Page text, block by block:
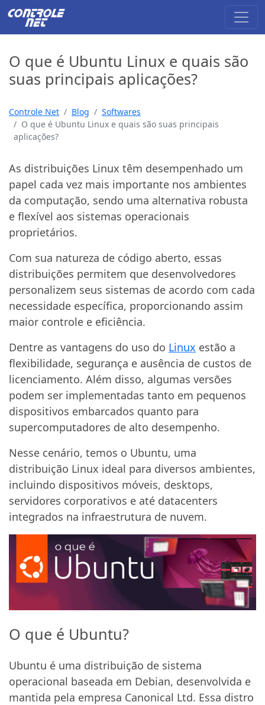
O que é Ubuntu Linux e quais são
suas principais aplicações?
Controle Net Blog
Softwares
O que é Ubuntu Linux e quais são suas principais
aplicações?
As distribuições Linux têm desempenhado um
papel cada vez mais importante nos ambientes
da computação, sendo uma alternativa robusta
e flexível aos sistemas operacionais
proprietários.
Com sua natureza de código aberto, essas
distribuições permitem que desenvolvedores
personalizem seus sistemas de acordo com cada
necessidade específica, proporcionando assim
maior controle e eficiência.
Dentre as vantagens do uso do Linux estão a
flexibilidade, segurança e ausência de custos de
licenciamento. Além disso, algumas versões
podem ser implementadas tanto em pequenos
dispositivos embarcados quanto para
supercomputadores de alto desempenho.
Nesse cenário, temos o Ubuntu, uma
distribuição Linux ideal para diversos ambientes,
incluindo dispositivos móveis, desktops,
servidores corporativos e até datacenters
integrados na infraestrutura de nuvem.
O que é Ubuntu?
Ubuntu é uma distribuição de sistema
operacional baseada em Debian, desenvolvida e
mantida pela empresa Canonical Ltd. Essa distro